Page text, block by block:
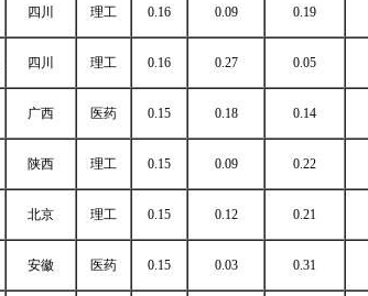
四川 理工 0.16 0.09 0.19
四川 理工 0.16 0.27 0.05
广西 医药 0.15 0.18 0.14
陕西 理工 0.15 0.09 0.22
北京 理工 0.15 0.12 0.21
安徽 医药 0.15 0.03 0.31